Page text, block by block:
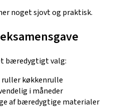
noget sjovt og praktisk.
bæredygtigt valg:
køkkenrulle
i måneder
af bæredygtige materialer